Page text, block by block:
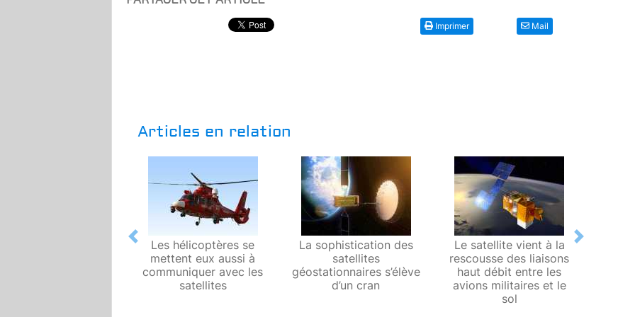
Imprimer Mail
Articles en relation
Les hélicoptères se
mettent eux aussi à
communiquer avec les
satellites
La sophistication des
satellites
géostationnaires s’élève
d’un cran
Le satellite vient à la
rescousse des liaisons
haut débit entre les
avions militaires et le
sol
Previous Next